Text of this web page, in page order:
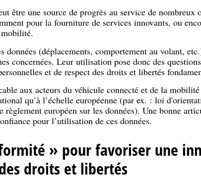
être une source de progrès au service de
pour la fourniture de services innovants, ou
données (déplacements, comportement au volant,
concernées. Leur utilisation pose donc des
et de respect des droits et libertés
aux acteurs du véhicule connecté et de la mobilité
qu’à l’échelle européenne (par ex. : loi
européen sur les données). Une bonne
pour l’utilisation de ces données.
» pour favoriser une
droits et libertés